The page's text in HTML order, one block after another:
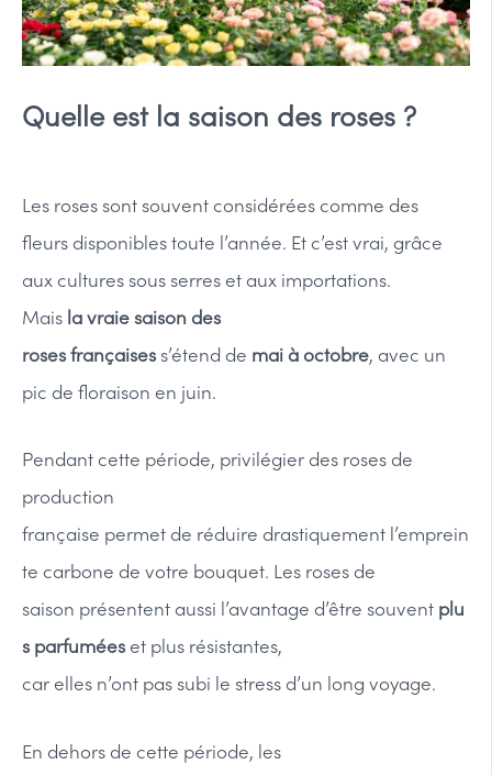
Quelle est la saison des roses ?
Les roses sont souvent considérées comme des
fleurs disponibles toute l’année. Et c’est vrai, grâce
aux cultures sous serres et aux importations.
Mais la vraie saison des
roses françaisess’étend de mai à octobre, avec un
pic de floraison en juin.
Pendant cette période, privilégier des roses de
production
française permet de réduire drastiquement l’emprein
te carbone de votre bouquet. Les roses de
saison présentent aussi l’avantage d’être souvent plu
s parfuméeset plus résistantes,
car elles n’ont pas subi le stress d’un long voyage.
En dehors de cette période, les